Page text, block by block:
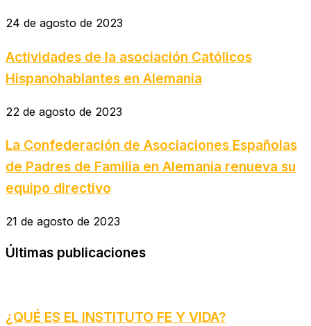
24 de agosto de 2023
Actividades de la asociación Católicos
Hispanohablantes en Alemania
22 de agosto de 2023
La Confederación de Asociaciones Españolas
de Padres de Familia en Alemania renueva su
equipo directivo
21 de agosto de 2023
Últimas publicaciones
¿QUÉ ES EL INSTITUTO FE Y VIDA?